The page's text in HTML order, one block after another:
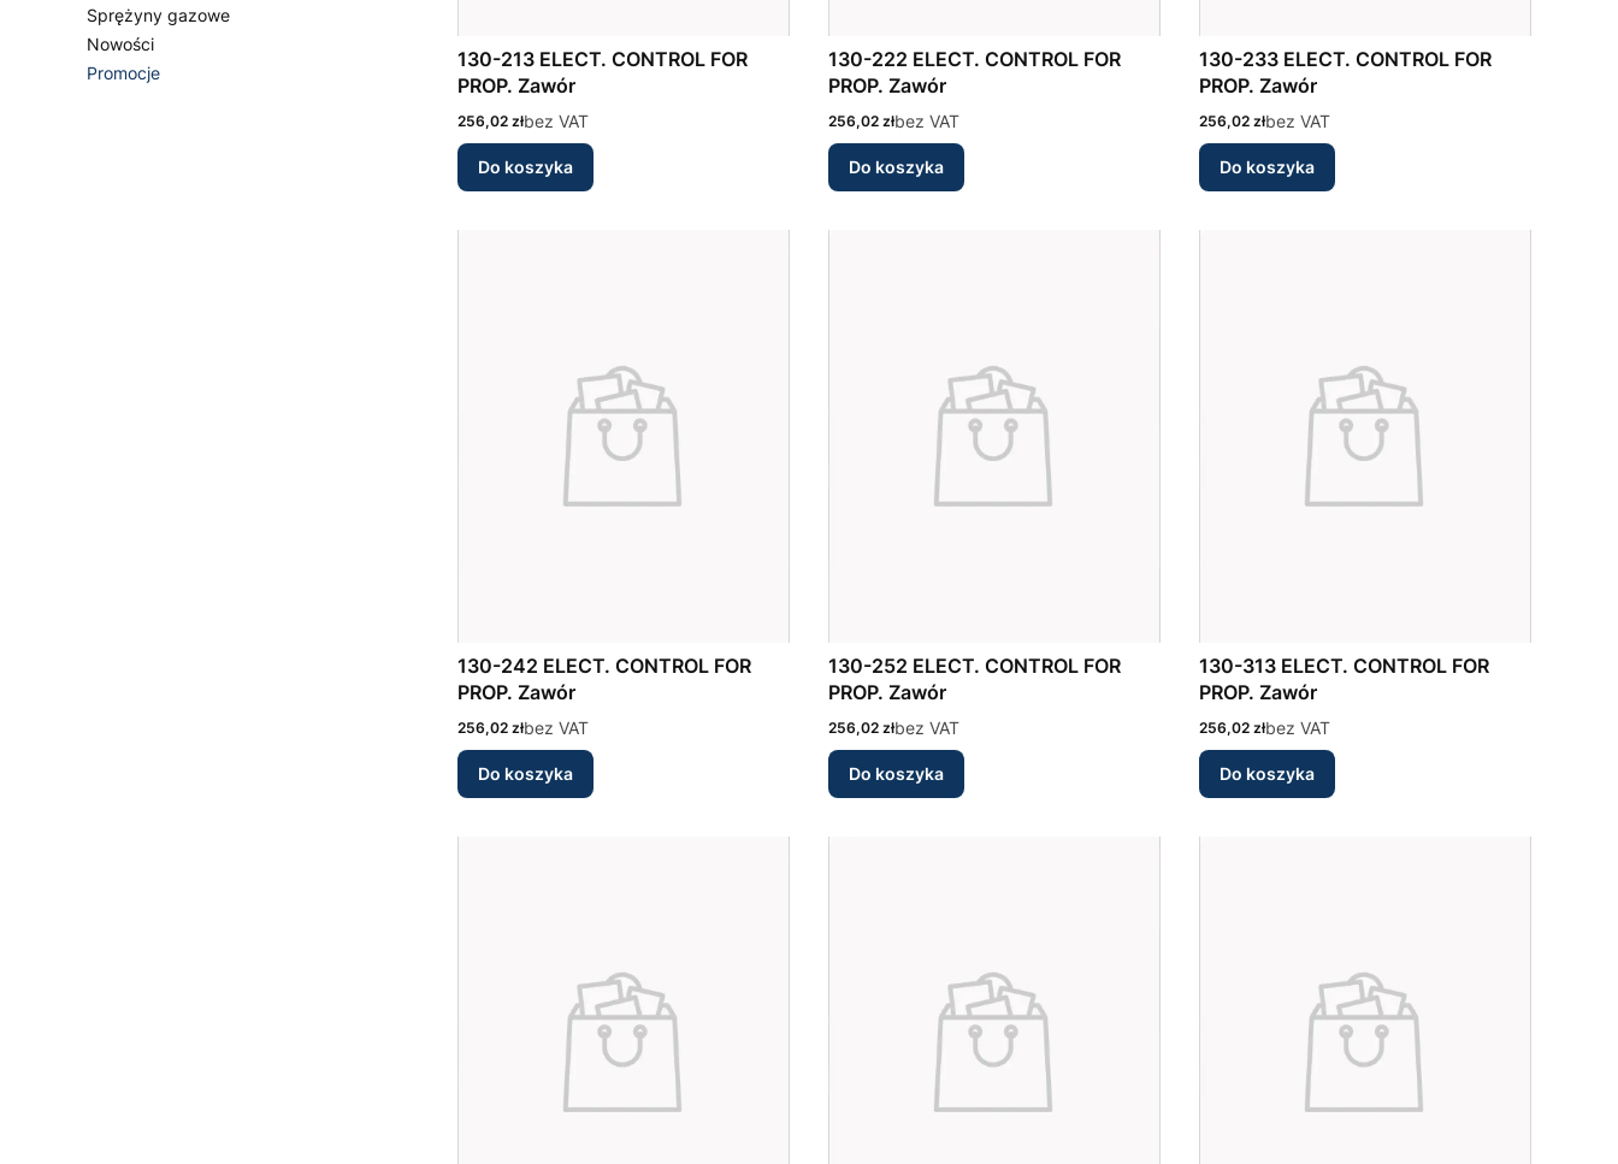
Sprężyny gazowe
Nowości
Promocje
130-213 ELECT. CONTROL FOR
PROP. Zawór
Cena
256,02 złbez VAT
Do koszyka
130-222 ELECT. CONTROL FOR
PROP. Zawór
Cena
256,02 złbez VAT
Do koszyka
130-233 ELECT. CONTROL FOR
PROP. Zawór
Cena
256,02 złbez VAT
Do koszyka
130-242 ELECT. CONTROL FOR
PROP. Zawór
Cena
256,02 złbez VAT
Do koszyka
130-252 ELECT. CONTROL FOR
PROP. Zawór
Cena
256,02 złbez VAT
Do koszyka
130-313 ELECT. CONTROL FOR
PROP. Zawór
Cena
256,02 złbez VAT
Do koszyka